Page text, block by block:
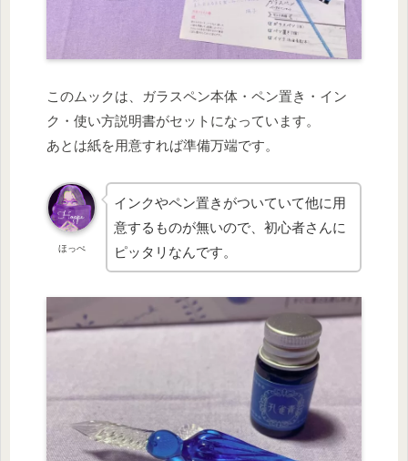
このムックは、ガラスペン本体・ペン置き・イン
ク・使い方説明書がセットになっています。
あとは紙を用意すれば準備万端です。
ほっぺ
インクやペン置きがついていて他に用
意するものが無いので、初心者さんに
ピッタリなんです。